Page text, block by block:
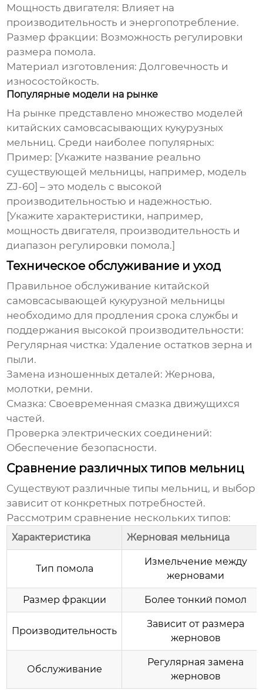
Мощность двигателя: Влияет на
производительность и энергопотребление.
Размер фракции: Возможность регулировки
размера помола.
Материал изготовления: Долговечность и
износостойкость.
Популярные модели на рынке
На рынке представлено множество моделей
китайских самовсасывающих кукурузных
мельниц. Среди наиболее популярных:
Пример: [Укажите название реально
существующей мельницы, например, модель
ZJ-60] – это модель с высокой
производительностью и надежностью.
[Укажите характеристики, например,
мощность двигателя, производительность и
диапазон регулировки помола.]
Техническое обслуживание и уход
Правильное обслуживание китайской
самовсасывающей кукурузной мельницы
необходимо для продления срока службы и
поддержания высокой производительности:
Регулярная чистка: Удаление остатков зерна и
пыли.
Замена изношенных деталей: Жернова,
молотки, ремни.
Смазка: Своевременная смазка движущихся
частей.
Проверка электрических соединений:
Обеспечение безопасности.
Сравнение различных типов мельниц
Существуют различные типы мельниц, и выбор
зависит от конкретных потребностей.
Рассмотрим сравнение нескольких типов:
Характеристика Жерновая мельница
Тип помола
Измельчение между
жерновами
Размер фракции Более тонкий помол
Производительность
Зависит от размера
жерновов
Обслуживание
Регулярная замена
жерновов